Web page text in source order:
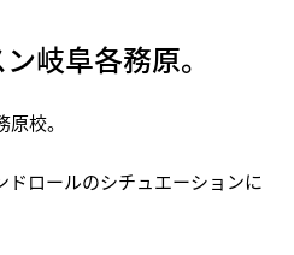
岐阜各務原。
校。
ロールのシチュエーションに